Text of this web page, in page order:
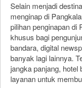
Selain menjadi
menginap di
pilihan penginapan di
khusus bagi
bandara, digital
banyak lagi lainnya.
jangka panjang,
layanan untuk